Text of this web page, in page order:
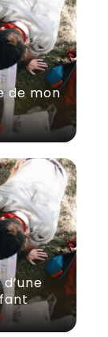
de mon